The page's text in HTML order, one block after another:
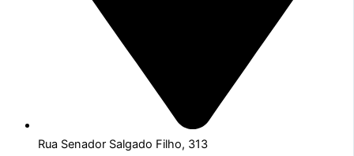
Rua Senador Salgado Filho, 313